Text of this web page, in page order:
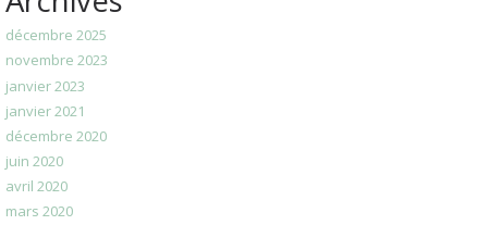
décembre 2025
novembre 2023
janvier 2023
janvier 2021
décembre 2020
juin 2020
avril 2020
mars 2020